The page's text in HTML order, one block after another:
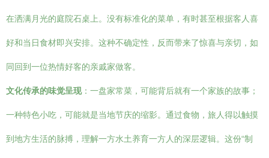
在洒满月光的庭院石桌上。没有标准化的菜单，有时甚至根据客人喜
好和当日食材即兴安排。这种不确定性，反而带来了惊喜与亲切，如
同回到一位热情好客的亲戚家做客。
文化传承的味觉呈现：一盘家常菜，可能背后就有一个家族的故事；
一种特色小吃，可能就是当地节庆的缩影。通过食物，旅人得以触摸
到地方生活的脉搏，理解一方水土养育一方人的深层逻辑。这份“制